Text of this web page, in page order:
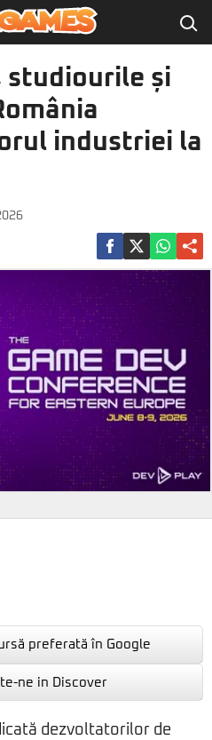
și
industriei la
preferată în Google
ne in Discover
dezvoltatorilor de